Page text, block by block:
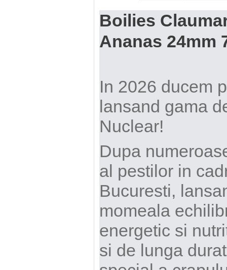
Boilies
Ananas 24mm
In 2026 ducem
lansand gama
Nuclear!
Dupa
al pestilor in
Bucuresti,
momeala
energetic si
si de lunga